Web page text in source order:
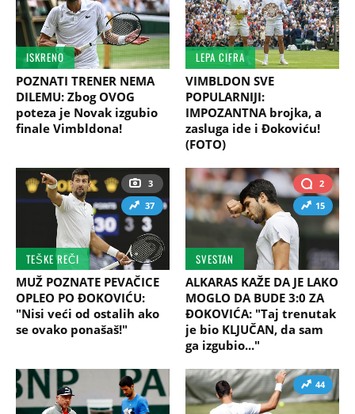
ISKRENO
POZNATI TRENER NEMA
DILEMU: Zbog OVOG
poteza je Novak izgubio
finale Vimbldona!
LEPA CIFRA
VIMBLDON SVE
POPULARNIJI:
IMPOZANTNA brojka, a
zasluga ide i Đokoviću!
(FOTO)
3
37
TEŠKE REČI
MUŽ POZNATE PEVAČICE
OPLEO PO ĐOKOVIĆU:
"Nisi veći od ostalih ako
se ovako ponašaš!"
2
15
SVESTAN
ALKARAS KAŽE DA JE LAKO
MOGLO DA BUDE 3:0 ZA
ĐOKOVIĆA: "Taj trenutak
je bio KLJUČAN, da sam
ga izgubio..."
44